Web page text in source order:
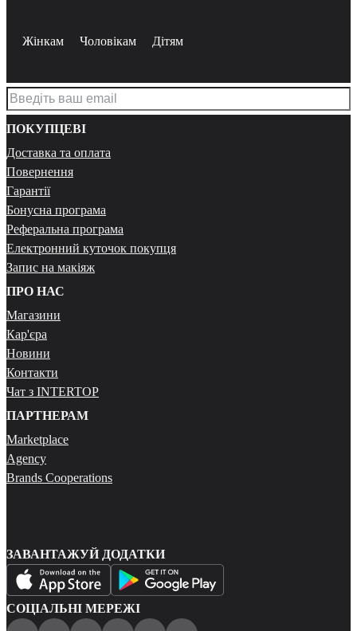
Жінкам Чоловікам Дітям
ПОКУПЦЕВІ
Доставка та оплата
Повернення
Гарантії
Бонусна програма
Реферальна програма
Електронний куточок покупця
Запис на макіяж
ПРО НАС
Магазини
Кар'єра
Новини
Контакти
Чат з INTERTOP
ПАРТНЕРАМ
Marketplace
Agency
Brands Cooperations
ЗАВАНТАЖУЙ ДОДАТКИ
СОЦІАЛЬНІ МЕРЕЖІ